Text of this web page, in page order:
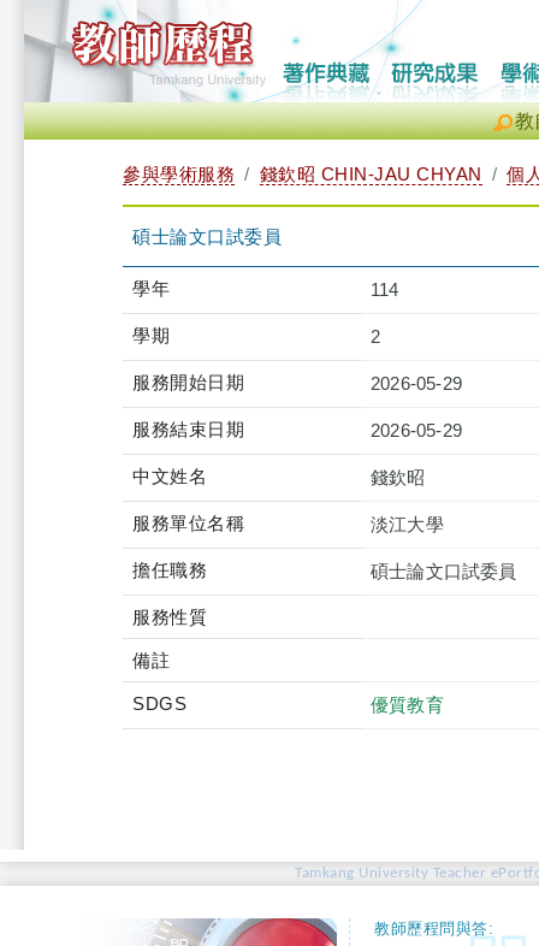
教
參與學術服務 錢欽昭 CHIN-JAU CHYAN 個
碩士論文口試委員
學年 114
學期 2
服務開始日期 2026-05-29
服務結束日期 2026-05-29
中文姓名 錢欽昭
服務單位名稱 淡江大學
擔任職務 碩士論文口試委員
服務性質
備註
SDGS 優質教育
Tamkang University Teacher
教師歷程問與答: